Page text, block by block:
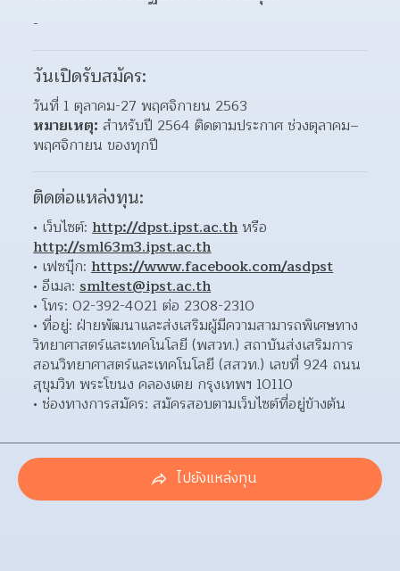
-
วันเปิดรับสมัคร:
วันที่ 1 ตุลาคม-27 พฤศจิกายน 2563
หมายเหตุ: สำหรับปี 2564 ติดตามประกาศ ช่วงตุลาคม–
พฤศจิกายน ของทุกปี
ติดต่อแหล่งทุน:
เว็บไซต์: http://dpst.ipst.ac.th
http://sml63m3.ipst.ac.th
เฟซบุ๊ก: https://www.facebook.com/asdpst
อีเมล: smltest@ipst.ac.th
โทร: 02-392-4021 ต่อ 2308-2310
ที่อยู่: ฝ่ายพัฒนาและส่งเสริมผู้มีความสามารถพิเศษทาง
วิทยาศาสตร์และเทคโนโลยี (พสวท.) สถาบันส่งเสริมการ
สอนวิทยาศาสตร์และเทคโนโลยี (สสวท.) เลขที่ 924 ถนน
สุขุมวิท พระโขนง คลองเตย กรุงเทพฯ 10110
ช่องทางการสมัคร: สมัครสอบตามเว็บไซต์ที่อยู่ข้างต้น
ไปยังแหล่งทุน